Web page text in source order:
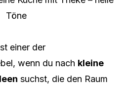
einer der
wenn du nach kleine
suchst, die den Raum